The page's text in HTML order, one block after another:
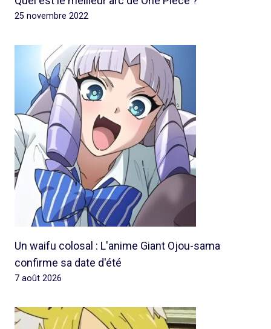
25 novembre 2022
Un waifu colosal : L'anime Giant Ojou-sama
confirme sa date d'été
7 août 2026